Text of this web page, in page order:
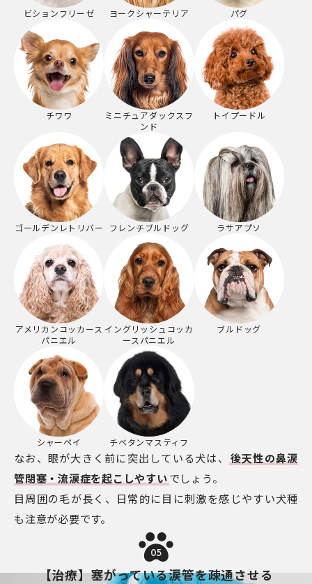
ビションフリーゼ ヨークシャーテリア パグ
チワワ
ミニチュアダックスフ
ンド
トイプードル
ゴールデンレトリバー フレンチブルドッグ ラサアプソ
アメリカンコッカース
パニエル
イングリッシュコッカ
ースパニエル
ブルドッグ
シャーペイ チベタンマスティフ
なお、眼が大きく前に突出している犬は、 後天性の鼻涙
管閉塞・流涙症を起こしやすいでしょう。
目周囲の毛が長く、日常的に目に刺激を感じやすい犬種
も注意が必要です。
05
【治療】塞がっている涙管を疎通させる